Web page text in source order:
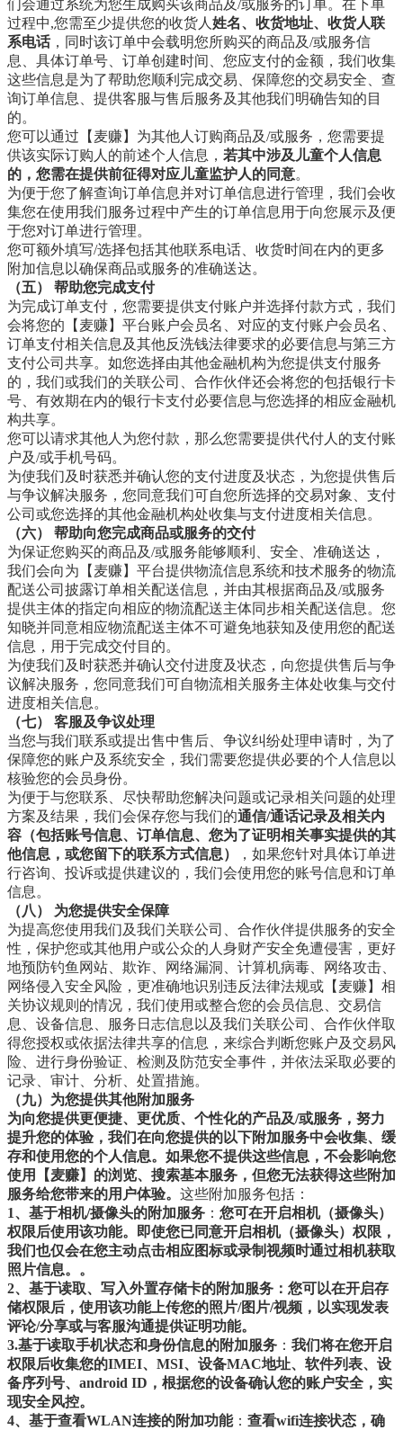
们会通过系统为您生成购买该商品及/或服务的订单。在下单
过程中,您需至少提供您的收货人 姓名、收货地址、收货人联
系电话，同时该订单中会载明您所购买的商品及/或服务信
息、具体订单号、订单创建时间、您应支付的金额，我们收集
这些信息是为了帮助您顺利完成交易、保障您的交易安全、查
询订单信息、提供客服与售后服务及其他我们明确告知的目
的。
您可以通过【麦赚】为其他人订购商品及/或服务，您需要提
供该实际订购人的前述个人信息， 若其中涉及儿童个人信息
的，您需在提供前征得对应儿童监护人的同意。
为便于您了解查询订单信息并对订单信息进行管理，我们会收
集您在使用我们服务过程中产生的订单信息用于向您展示及便
于您对订单进行管理。
您可额外填写/选择包括其他联系电话、收货时间在内的更多
附加信息以确保商品或服务的准确送达。
（五） 帮助您完成支付
为完成订单支付，您需要提供支付账户并选择付款方式，我们
会将您的【麦赚】平台账户会员名、对应的支付账户会员名、
订单支付相关信息及其他反洗钱法律要求的必要信息与第三方
支付公司共享。如您选择由其他金融机构为您提供支付服务
的，我们或我们的关联公司、合作伙伴还会将您的包括银行卡
号、有效期在内的银行卡支付必要信息与您选择的相应金融机
构共享。
您可以请求其他人为您付款，那么您需要提供代付人的支付账
户及/或手机号码。
为使我们及时获悉并确认您的支付进度及状态，为您提供售后
与争议解决服务，您同意我们可自您所选择的交易对象、支付
公司或您选择的其他金融机构处收集与支付进度相关信息。
（六） 帮助向您完成商品或服务的交付
为保证您购买的商品及/或服务能够顺利、安全、准确送达，
我们会向为【麦赚】平台提供物流信息系统和技术服务的物流
配送公司披露订单相关配送信息，并由其根据商品及/或服务
提供主体的指定向相应的物流配送主体同步相关配送信息。您
知晓并同意相应物流配送主体不可避免地获知及使用您的配送
信息，用于完成交付目的。
为使我们及时获悉并确认交付进度及状态，向您提供售后与争
议解决服务，您同意我们可自物流相关服务主体处收集与交付
进度相关信息。
（七） 客服及争议处理
当您与我们联系或提出售中售后、争议纠纷处理申请时，为了
保障您的账户及系统安全，我们需要您提供必要的个人信息以
核验您的会员身份。
为便于与您联系、尽快帮助您解决问题或记录相关问题的处理
方案及结果，我们会保存您与我们的通信/通话记录及相关内
容（包括账号信息、订单信息、您为了证明相关事实提供的其
他信息，或您留下的联系方式信息）
，如果您针对具体订单进
行咨询、投诉或提供建议的，我们会使用您的账号信息和订单
信息。
（八） 为您提供安全保障
为提高您使用我们及我们关联公司、合作伙伴提供服务的安全
性，保护您或其他用户或公众的人身财产安全免遭侵害，更好
地预防钓鱼网站、欺诈、网络漏洞、计算机病毒、网络攻击、
网络侵入安全风险，更准确地识别违反法律法规或【麦赚】相
关协议规则的情况，我们使用或整合您的会员信息、交易信
息、设备信息、服务日志信息以及我们关联公司、合作伙伴取
得您授权或依据法律共享的信息，来综合判断您账户及交易风
险、进行身份验证、检测及防范安全事件，并依法采取必要的
记录、审计、分析、处置措施。
（九）为您提供其他附加服务
为向您提供更便捷、更优质、个性化的产品及/或服务，努力
提升您的体验，我们在向您提供的以下附加服务中会收集、缓
存和使用您的个人信息。如果您不提供这些信息，不会影响您
使用【麦赚】的浏览、搜索基本服务，但您无法获得这些附加
服务给您带来的用户体验。 这些附加服务包括：
1、基于相机/摄像头的附加服务 ： 您可在开启相机（摄像头）
权限后使用该功能。即使您已同意开启相机（摄像头）权限，
我们也仅会在您主动点击相应图标或录制视频时通过相机获取
照片信息。。
2、基于读取、写入外置存储卡的附加服务：您可以在开启存
储权限后，使用该功能上传您的照片/图片/视频，以实现发表
评论/分享或与客服沟通提供证明功能。
3.基于读取手机状态和身份信息的附加服务 ： 我们将在您开启
权限后收集您的IMEI、MSI、设备MAC地址、软件列表、设
备序列号、android ID，根据您的设备确认您的账户安全，实
现安全风控。
4、基于查看WLAN连接的附加功能： 查看wifi连接状态，确